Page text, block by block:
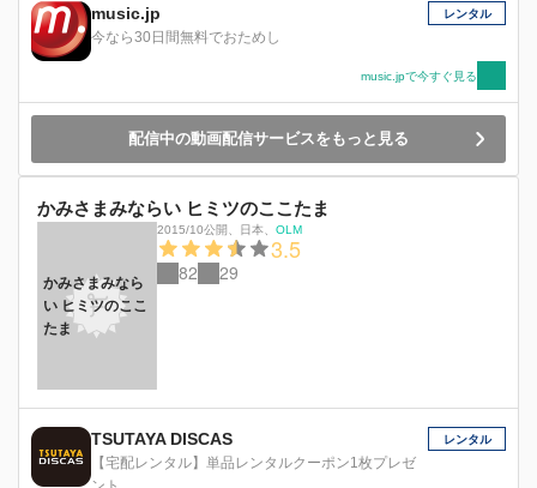
music.jp
今なら30日間無料でおためし
レンタル
music.jpで今すぐ見る
配信中の動画配信サービスをもっと見る
かみさまみならい ヒミツのここたま
かみさまみなら
い ヒミツのここ
たま
2015/10公開 日本 OLM
3.5
82 29
TSUTAYA DISCAS
【宅配レンタル】単品レンタルクーポン1枚プレゼ
レンタル